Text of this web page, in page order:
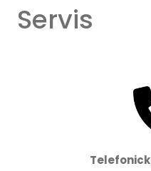
Servis